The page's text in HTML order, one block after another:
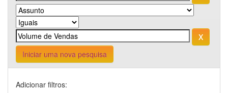
Iniciar uma nova pesquisa
Adicionar filtros: